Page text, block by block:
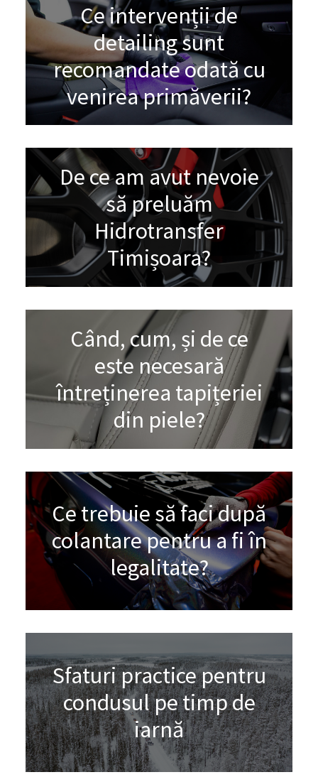
Ce intervenții de
detailing sunt
recomandate odată cu
venirea primăverii?
De ce am avut nevoie
să preluăm
Hidrotransfer
Timișoara?
Când, cum, și de ce
este necesară
întreținerea tapițeriei
din piele?
Ce trebuie să faci după
colantare pentru a fi în
legalitate?
Sfaturi practice pentru
condusul pe timp de
iarnă